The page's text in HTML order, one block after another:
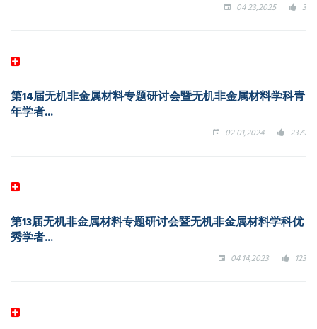
04 23,2025 3
第14届无机非金属材料专题研讨会暨无机非金属材料学科青
年学者...
02 01,2024 2379
第13届无机非金属材料专题研讨会暨无机非金属材料学科优
秀学者...
04 14,2023 123